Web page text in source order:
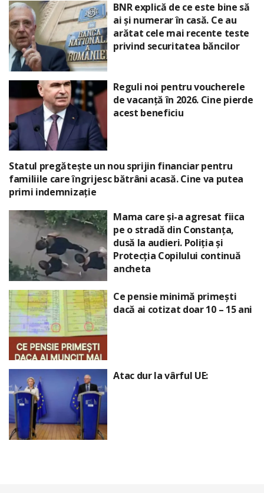
BNR explică de ce este bine să
ai și numerar în casă. Ce au
arătat cele mai recente teste
privind securitatea băncilor
Reguli noi pentru voucherele
de vacanță în 2026. Cine pierde
acest beneficiu
Statul pregătește un nou sprijin financiar pentru
familiile care îngrijesc bătrâni acasă. Cine va putea
primi indemnizație
Mama care și-a agresat fiica
pe o stradă din Constanța,
dusă la audieri. Poliția și
Protecția Copilului continuă
ancheta
Ce pensie minimă primești
dacă ai cotizat doar 10 – 15 ani
Atac dur la vârful UE: